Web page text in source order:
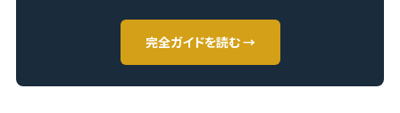
完全ガイドを読む →